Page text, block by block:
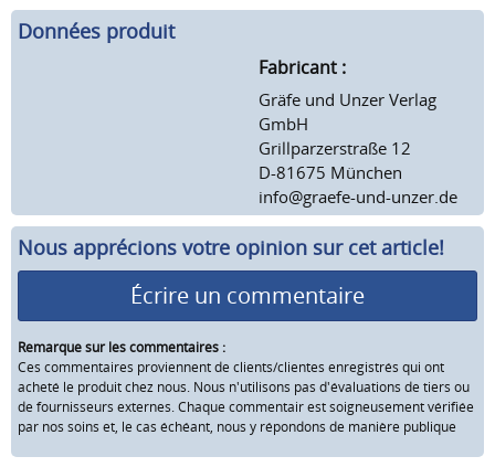
Données produit
Fabricant :
Gräfe und Unzer Verlag
GmbH
Grillparzerstraße 12
D-81675 München
info@graefe-und-unzer.de
Nous apprécions votre opinion sur cet article!
Écrire un commentaire
Remarque sur les commentaires :
Ces commentaires proviennent de clients/clientes enregistrés qui ont
acheté le produit chez nous. Nous n'utilisons pas d'évaluations de tiers ou
de fournisseurs externes. Chaque commentair est soigneusement vérifiée
par nos soins et, le cas échéant, nous y répondons de manière publique